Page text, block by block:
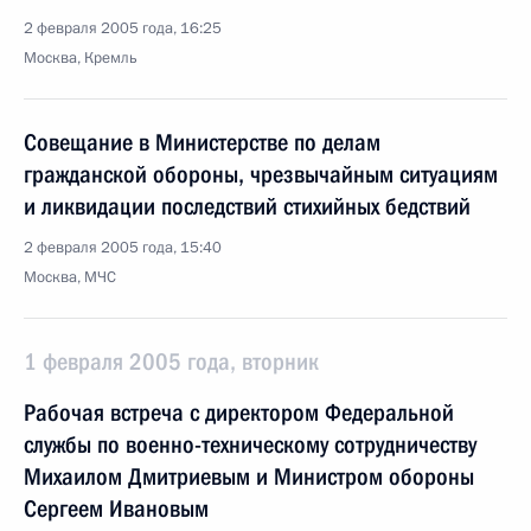
2 февраля 2005 года, 16:25
Москва, Кремль
Совещание в Министерстве по делам
гражданской обороны, чрезвычайным ситуациям
и ликвидации последствий стихийных бедствий
2 февраля 2005 года, 15:40
Москва, МЧС
1 февраля 2005 года, вторник
Рабочая встреча с директором Федеральной
службы по военно-техническому сотрудничеству
Михаилом Дмитриевым и Министром обороны
Сергеем Ивановым